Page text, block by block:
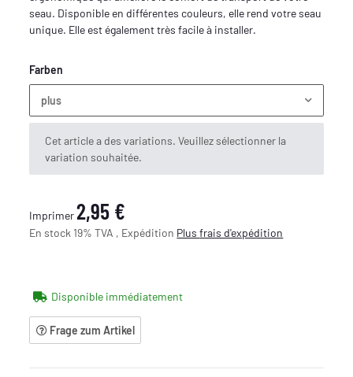
seau. Disponible en différentes couleurs, elle rend votre seau
unique. Elle est également très facile à installer.
Farben
plus
x
Cet article a des variations. Veuillez sélectionner la
variation souhaitée.
Imprimer2,95 €
En stock 19% TVA , Expédition Plusfrais d'expédition
Disponible immédiatement
Frage zum Artikel